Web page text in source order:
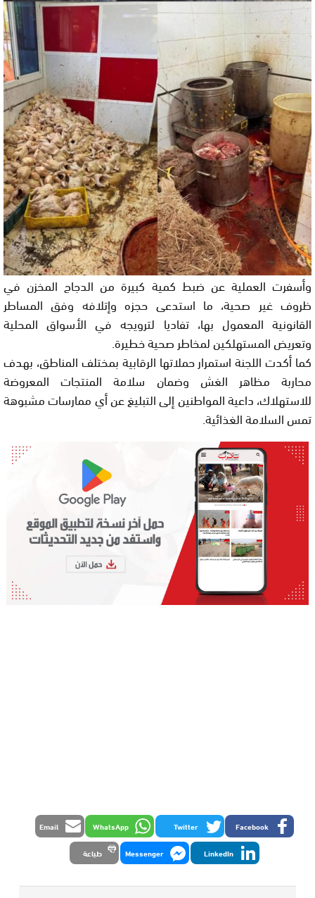
وأسفرت العملية عن ضبط كمية كبيرة من الدجاج المخزن في
ظروف غير صحية، ما استدعى حجزه وإتلافه وفق المساطر
القانونية المعمول بها، تفاديا لترويجه في الأسواق المحلية
وتعريض المستهلكين لمخاطر صحية خطيرة.
كما أكدت اللجنة استمرار حملاتها الرقابية بمختلف المناطق، بهدف
محاربة مظاهر الغش وضمان سلامة المنتجات المعروضة
للاستهلاك، داعية المواطنين إلى التبليغ عن أي ممارسات مشبوهة
تمس السلامة الغذائية.
Facebook
Twitter
WhatsApp
Email
LinkedIn
Messenger طباعة